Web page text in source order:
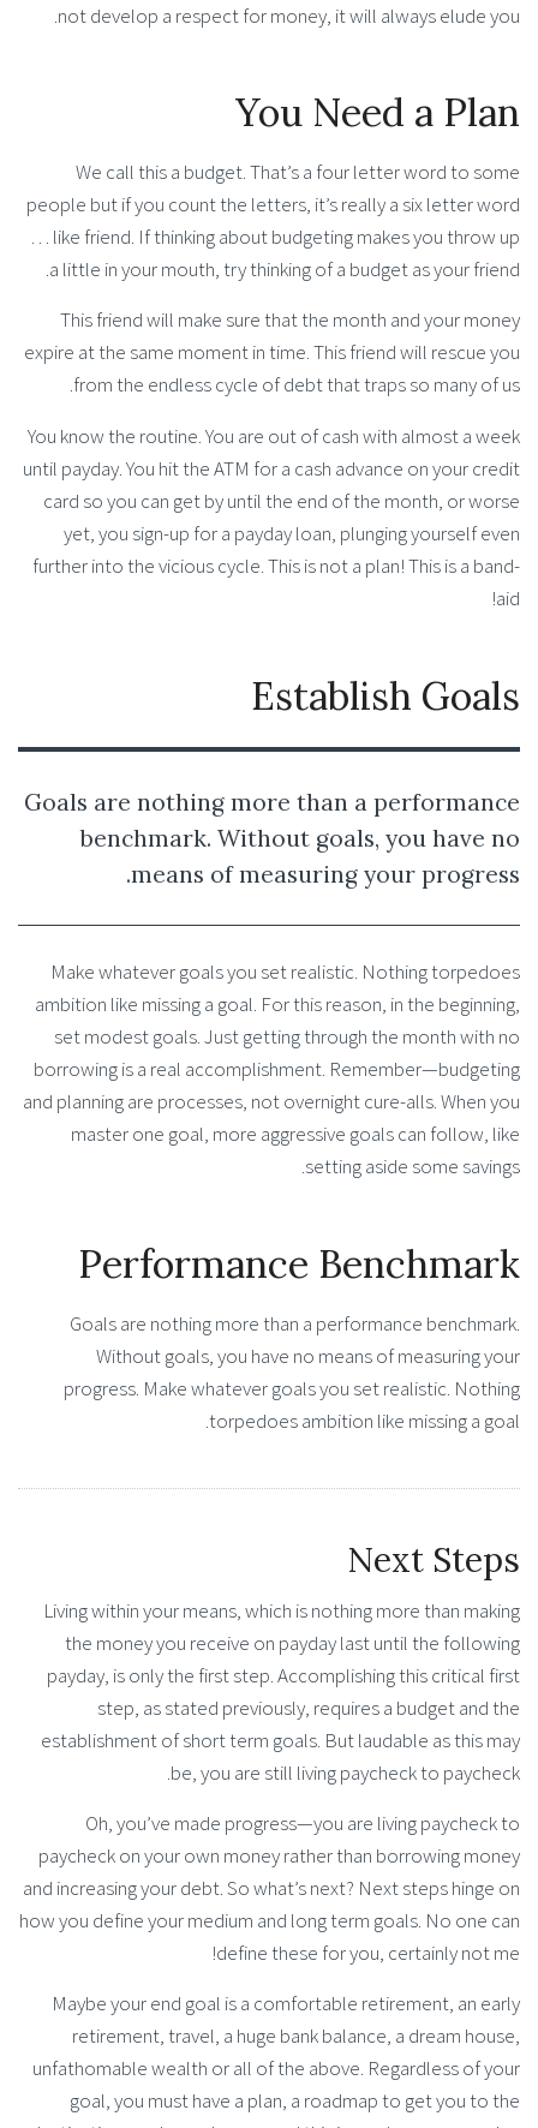
not develop a respect for money, it will always elude you.
You Need a Plan
We call this a budget. That’s a four letter word to some
people but if you count the letters, it’s really a six letter word
… like friend. If thinking about budgeting makes you throw up
a little in your mouth, try thinking of a budget as your friend.
This friend will make sure that the month and your money
expire at the same moment in time. This friend will rescue you
from the endless cycle of debt that traps so many of us.
You know the routine. You are out of cash with almost a week
until payday. You hit the ATM for a cash advance on your credit
card so you can get by until the end of the month, or worse
yet, you sign-up for a payday loan, plunging yourself even
further into the vicious cycle. This is not a plan! This is a band-
aid!
Establish Goals
Goals are nothing more than a performance
benchmark. Without goals, you have no
means of measuring your progress.
Make whatever goals you set realistic. Nothing torpedoes
ambition like missing a goal. For this reason, in the beginning,
set modest goals. Just getting through the month with no
borrowing is a real accomplishment. Remember—budgeting
and planning are processes, not overnight cure-alls. When you
master one goal, more aggressive goals can follow, like
setting aside some savings.
Performance Benchmark
Goals are nothing more than a performance benchmark.
Without goals, you have no means of measuring your
progress. Make whatever goals you set realistic. Nothing
torpedoes ambition like missing a goal.
Next Steps
Living within your means, which is nothing more than making
the money you receive on payday last until the following
payday, is only the first step. Accomplishing this critical first
step, as stated previously, requires a budget and the
establishment of short term goals. But laudable as this may
be, you are still living paycheck to paycheck.
Oh, you’ve made progress—you are living paycheck to
paycheck on your own money rather than borrowing money
and increasing your debt. So what’s next? Next steps hinge on
how you define your medium and long term goals. No one can
define these for you, certainly not me!
Maybe your end goal is a comfortable retirement, an early
retirement, travel, a huge bank balance, a dream house,
unfathomable wealth or all of the above. Regardless of your
goal, you must have a plan, a roadmap to get you to the